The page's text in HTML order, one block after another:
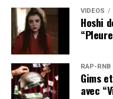
VIDEOS
Hoshi
RAP-RNB
Gims
avec